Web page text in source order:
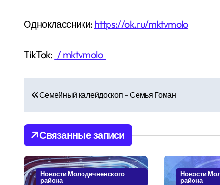
Одноклассники: https://ok.ru/mktvmolo
TikTok: / mktvmolo
а
в
и
г
Семейный калейдоскоп – Семья Гоман
Связанные записи
Новости Молодечненского
района
Новости
района